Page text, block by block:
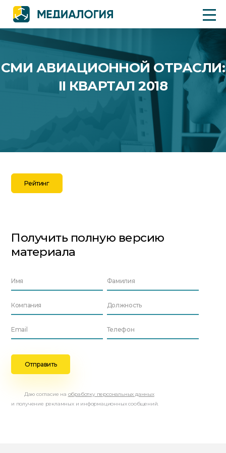
СМИ АВИАЦИОННОЙ ОТРАСЛИ:
II КВАРТАЛ 2018
Рейтинг
Получить полную версию
материала
Даю согласие на обработку персональных данных
и получение рекламных и информационных сообщений.